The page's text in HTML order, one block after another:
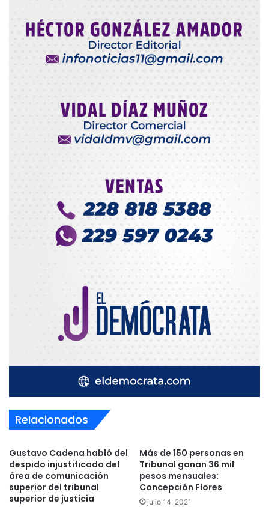
Relacionados
Gustavo Cadena habló del
despido injustificado del
área de comunicación
superior del tribunal
superior de justicia
Más de 150 personas en
Tribunal ganan 36 mil
pesos mensuales:
Concepción Flores
julio 14, 2021